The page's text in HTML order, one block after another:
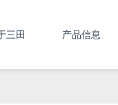
三田 产品信息